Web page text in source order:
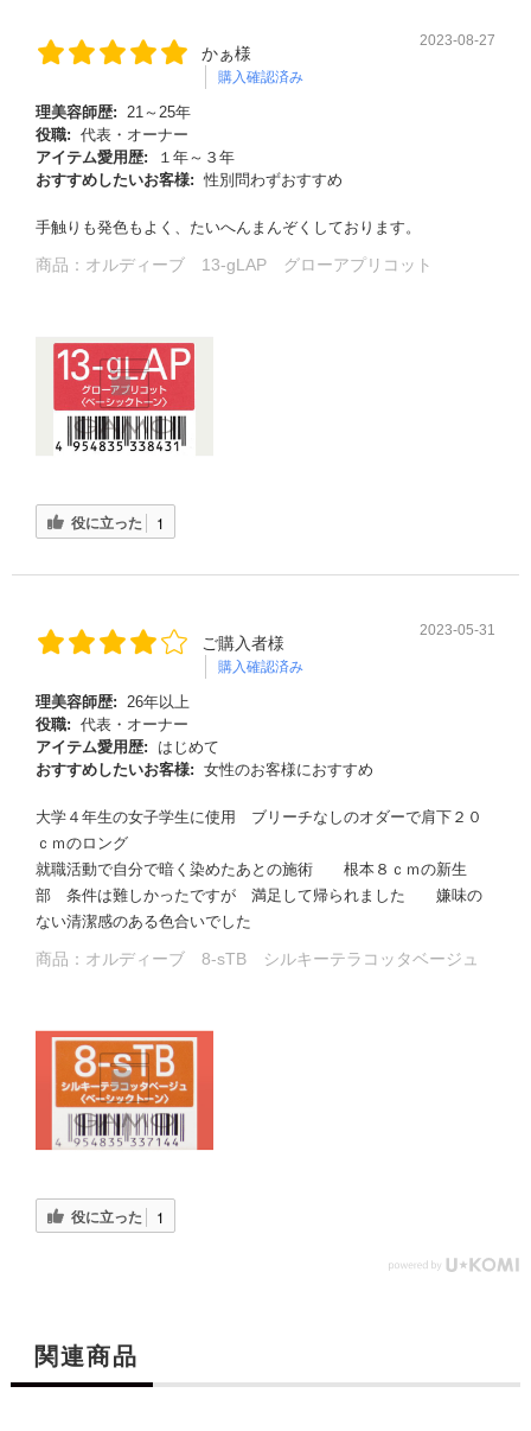
かぁ様
購入確認済み
2023-08-27
理美容師歴:
21～25年
役職: 代表・オーナー
アイテム愛用歴:
１年～３年
おすすめしたいお客様: 性別問わずおすすめ
手触りも発色もよく、たいへんまんぞくしております。
商品： オルディーブ 13-gLAP グローアプリコット
役に立った 1
ご購入者様
購入確認済み
2023-05-31
理美容師歴: 26年以上
役職: 代表・オーナー
アイテム愛用歴:
はじめて
おすすめしたいお客様: 女性のお客様におすすめ
大学４年生の女子学生に使用 ブリーチなしのオダーで肩下２０
ｃｍのロング
就職活動で自分で暗く染めたあとの施術 根本８ｃｍの新生
部 条件は難しかったですが 満足して帰られました 嫌味の
ない清潔感のある色合いでした
商品： オルディーブ 8-sTB シルキーテラコッタベージュ
役に立った 1
関連商品